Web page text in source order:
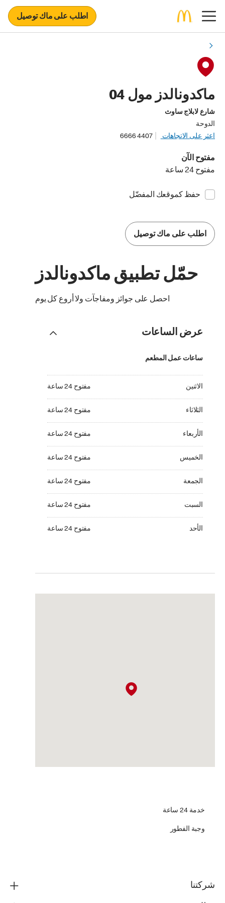
اطلب على ماك توصيل
ماكدونالدز مول 04
شارع لابلاج ساوث
الدوحة
اعثر على الاتجاهات
4407 6666
مفتوح الآن
مفتوح 24 ساعة
حفظ كموقعك المفضّل
اطلب على ماك توصيل
حمّل تطبيق ماكدونالدز
احصل على جوائز ومفاجآت ولا أروع كل يوم
عرض الساعات
ساعات عمل المطعم
الاثنين مفتوح 24 ساعة
الثلاثاء مفتوح 24 ساعة
الأربعاء مفتوح 24 ساعة
الأربعاء مفتوح 24 ساعة
الخميس مفتوح 24 ساعة
الجمعة مفتوح 24 ساعة
السبت مفتوح 24 ساعة
الأحد مفتوح 24 ساعة
الأحد مفتوح 24 ساعة
خدمة 24 ساعة
وجبة الفطور
شركتنا